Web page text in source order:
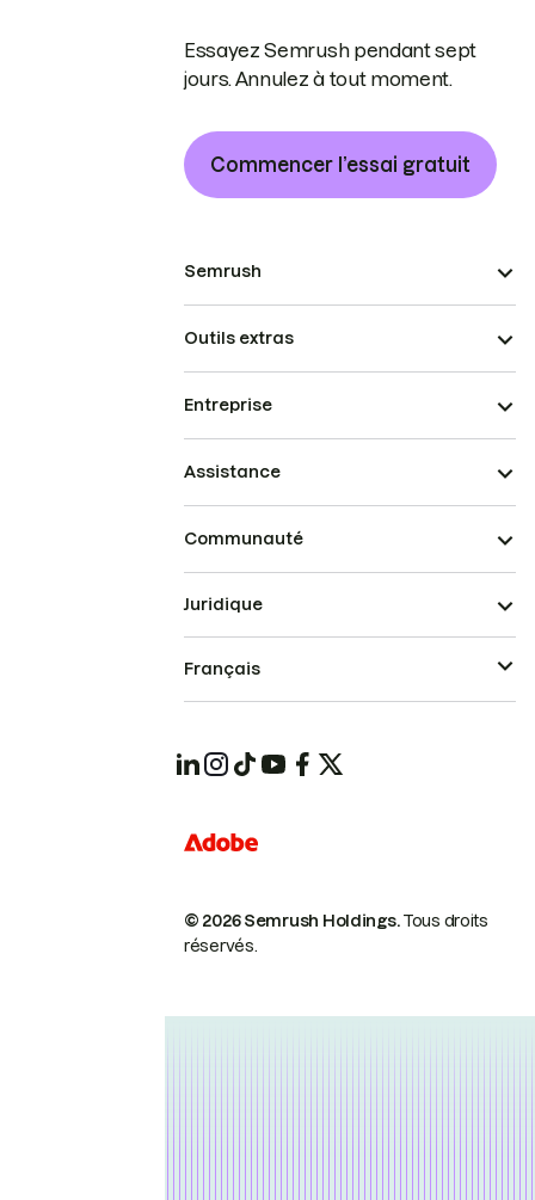
Essayez Semrush pendant sept
jours. Annulez à tout moment.
Commencer l’essai gratuit
Semrush
Outils extras
Entreprise
Assistance
Communauté
© 2026 Semrush Holdings.Tous droits
réservés.
Juridique
Français